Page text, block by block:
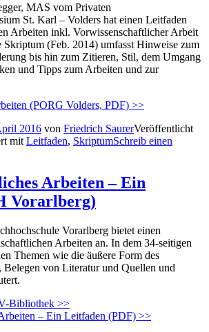
MAS vom Privaten
St. Karl – Volders hat einen Leitfaden
Arbeiten inkl. Vorwissenschaftlicher Arbeit
Skriptum (Feb. 2014) umfasst Hinweise zum
bis hin zum Zitieren, Stil, dem Umgang
und Tipps zum Arbeiten und zur
(PORG Volders, PDF) >>
2016 von Friedrich SaurerVeröffentlicht
mit Leitfaden, SkriptumSchreib einen
Arbeiten – Ein
Vorarlberg)
Vorarlberg bietet einen
Arbeiten an. In dem 34-seitigen
Themen wie die äußere Form des
von Literatur und Quellen und
Bibliothek >>
– Ein Leitfaden (PDF) >>